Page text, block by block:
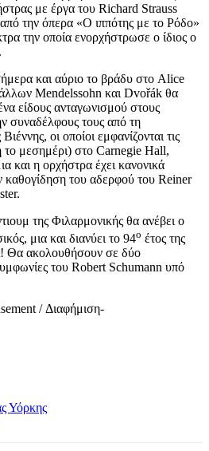
με έργα του Richard Strauss
από την όπερα «Ο ιππότης με το Ρόδο»
την οποία ενορχήστρωσε ο ίδιος ο
και αύριο το βράδυ στο Alice
Mendelssohn και Dvořák θα
είδους ανταγωνισμού στους
συναδέλφους τους από τη
οι οποίοι εμφανίζονται τις
το μεσημέρι) στο Carnegie Hall,
και η ορχήστρα έχει κανονικά
καθογίδηση του αδερφού του Reiner
της Φιλαρμονικής θα ανέβει ο
μια και διανύει το 94ο έτος της
Θα ακολουθήσουν σε δύο
του Robert Schumann υπό
/ Διαφήμιση-
Υόρκης